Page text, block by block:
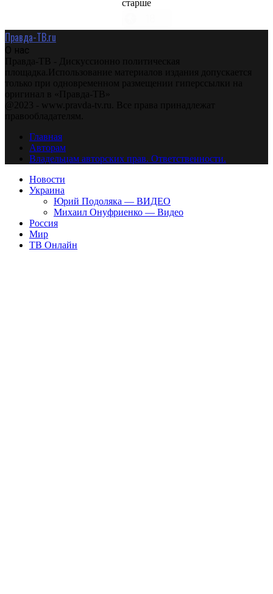
старше
Правда-ТВ.ru
О нас
Правда-ТВ - Дискуссионно политическая
площадка.Использование материалов издания допускается
только при одновременном размещении гиперссылки на
оригинал в «Правда-ТВ»
@2023 - www.pravda-tv.ru. Все права принадлежат
правообладателям.
Главная
Авторам
Владельцам авторских прав. Ответственности.
Новости
Украина
Юрий Подоляка — ВИДЕО
Михаил Онуфриенко — Видео
Россия
Мир
ТВ Онлайн